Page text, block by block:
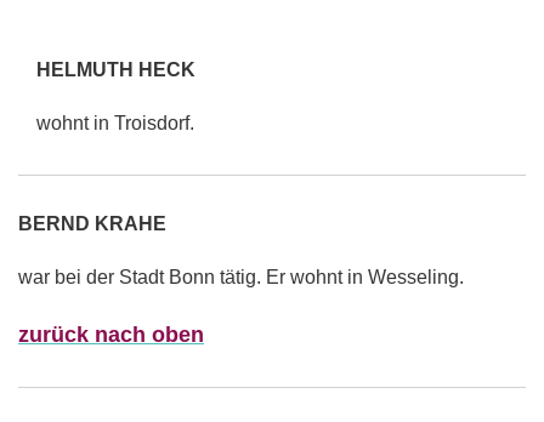
HELMUTH HECK
wohnt in Troisdorf.
BERND KRAHE
war bei der Stadt Bonn tätig. Er wohnt in Wesseling.
zurück nach oben